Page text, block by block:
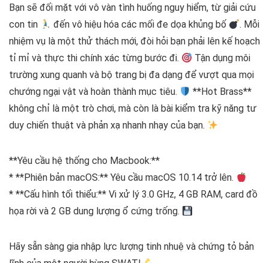
Bạn sẽ đối mặt với vô vàn tình huống nguy hiểm, từ giải cứu
con tin
đến vô hiệu hóa các mối đe dọa khủng bố
. Mỗi
nhiệm vụ là một thử thách mới, đòi hỏi bạn phải lên kế hoạch
tỉ mỉ và thực thi chính xác từng bước đi.
Tận dụng môi
trường xung quanh và bộ trang bị đa dạng để vượt qua mọi
chướng ngại vật và hoàn thành mục tiêu.
**Hot Brass**
không chỉ là một trò chơi, mà còn là bài kiểm tra kỹ năng tư
duy chiến thuật và phản xạ nhanh nhạy của bạn.
**Yêu cầu hệ thống cho Macbook:**
* **Phiên bản macOS:** Yêu cầu macOS 10.14 trở lên.
* **Cấu hình tối thiểu:** Vi xử lý 3.0 GHz, 4 GB RAM, card đồ
họa rời và 2 GB dung lượng ổ cứng trống.
Hãy sẵn sàng gia nhập lực lượng tinh nhuệ và chứng tỏ bản